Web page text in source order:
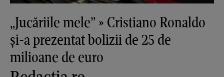
„Jucăriile mele” » Cristiano Ronaldo
și-a prezentat bolizii de 25 de
milioane de euro